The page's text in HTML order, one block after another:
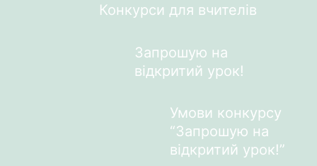
Конкурси для вчителів
Запрошую на
відкритий урок!
Умови конкурсу
“Запрошую на
відкритий урок!”